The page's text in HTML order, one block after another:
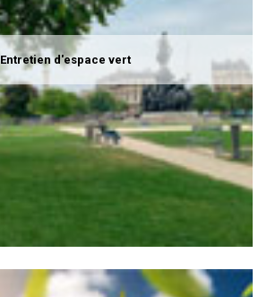
Entretien d'espace vert